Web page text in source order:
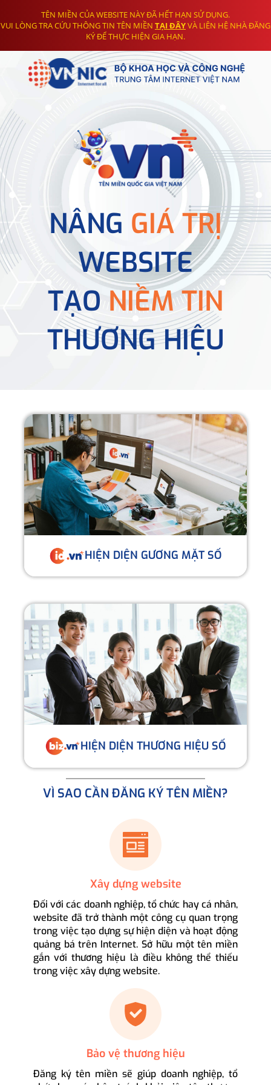
TÊN MIỀN CỦA WEBSITE NÀY ĐÃ HẾT HẠN SỬ DỤNG.
VUI LÒNG TRA CỨU THÔNG TIN TÊN MIỀN TẠI ĐÂYVÀ LIÊN HỆ NHÀ ĐĂNG
KÝ ĐỂ THỰC HIỆN GIA HẠN.
NÂNG GIÁ TRỊ
WEBSITE
TẠONIỀM TIN
THƯƠNG HIỆU
HIỆN DIỆN GƯƠNG MẶT SỐ
HIỆN DIỆN THƯƠNG HIỆU SỐ
VÌ SAO CẦN ĐĂNG KÝ TÊN MIỀN?
Xây dựng website
Đối với các doanh nghiệp, tổ chức hay cá nhân,
website đã trở thành một công cụ quan trọng
trong việc tạo dựng sự hiện diện và hoạt động
quảng bá trên Internet. Sở hữu một tên miền
gắn với thương hiệu là điều không thể thiếu
trong việc xây dựng website.
Bảo vệ thương hiệu
Đăng ký tên miền sẽ giúp doanh nghiệp, tổ